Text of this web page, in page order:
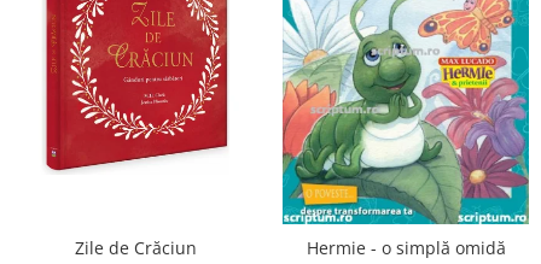
Zile de Crăciun
Hermie - o simplă omidă